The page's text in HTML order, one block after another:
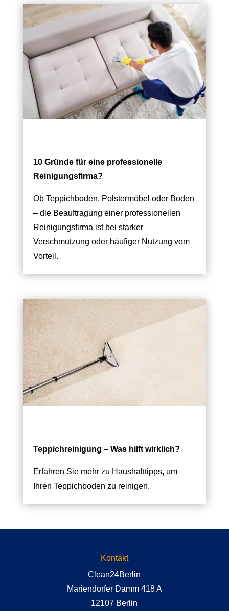
10 Gründe für eine professionelle
Reinigungsfirma?
Ob Teppichboden, Polstermöbel oder Boden
– die Beauftragung einer professionellen
Reinigungsfirma ist bei starker
Verschmutzung oder häufiger Nutzung vom
Vorteil.
Teppichreinigung – Was hilft wirklich?
Erfahren Sie mehr zu Haushalttipps, um
Ihren Teppichboden zu reinigen.
Kontakt
Clean24Berlin
Mariendorfer Damm 418 A
12107 Berlin